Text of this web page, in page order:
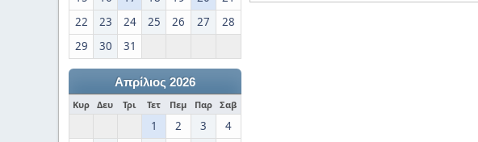
22
23 24 25 26 27
28
29
30 31
Απρίλιος 2026
Κυρ Δευ Τρι Τετ Πεμ Παρ Σαβ
1 2 3
4